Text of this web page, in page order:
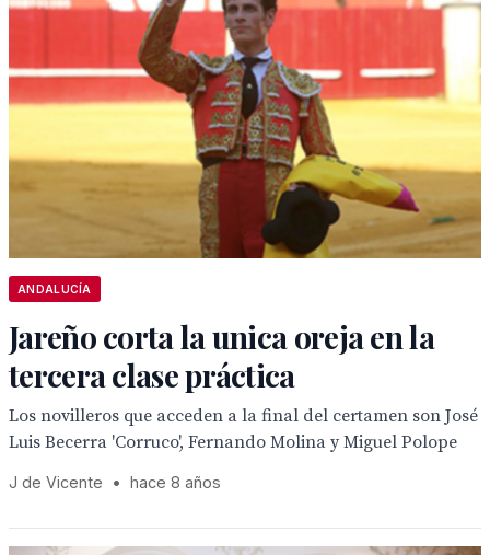
ANDALUCÍA
Jareño corta la unica oreja en la
tercera clase práctica
Los novilleros que acceden a la final del certamen son José
Luis Becerra 'Corruco', Fernando Molina y Miguel Polope
J de Vicente • hace 8 años